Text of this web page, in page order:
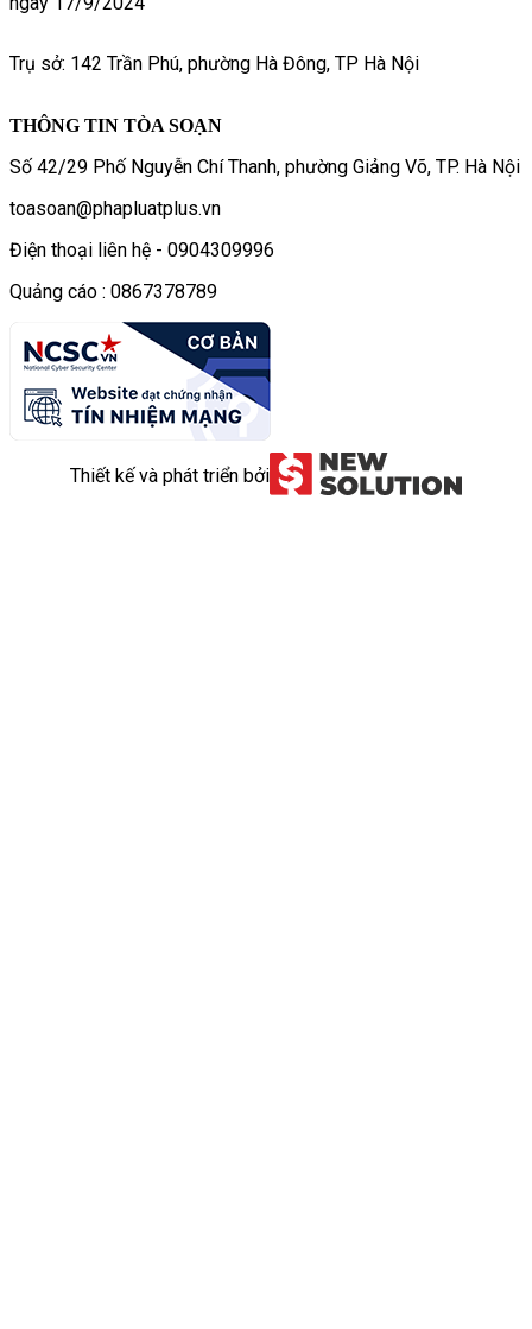
Trụ sở: 142 Trần Phú, phường Hà Đông, TP Hà Nội
THÔNG TIN TÒA SOẠN
Số 42/29 Phố Nguyễn Chí Thanh, phường Giảng Võ, TP. Hà Nội
toasoan@phapluatplus.vn
Điện thoại liên hệ - 0904309996
Quảng cáo : 0867378789
Thiết kế và phát triển bởi